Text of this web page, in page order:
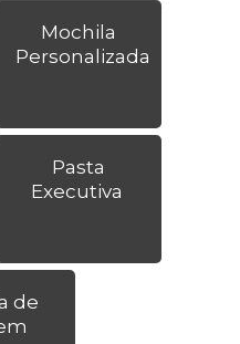
Mochila
Personalizada
Pasta
Executiva
de